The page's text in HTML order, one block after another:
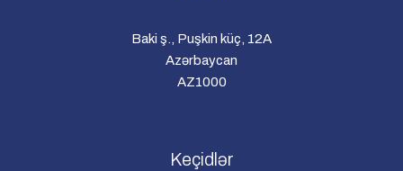
Baki ş., Puşkin küç, 12A
Azərbaycan
AZ1000
Keçidlər